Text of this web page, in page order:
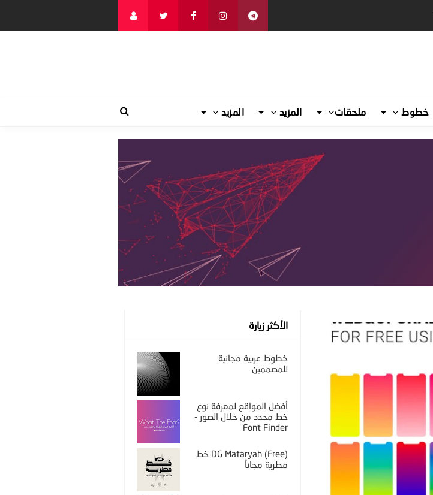
خطوط ملحقات المزيد المزيد
الأكثر زيارة
خطوط عربية مجانية
للمصممين
أفضل المواقع لمعرفة نوع
خط محدد من خلال الصور -
Font Finder
DG Mataryah (Free) خط
مطرية مجاناً